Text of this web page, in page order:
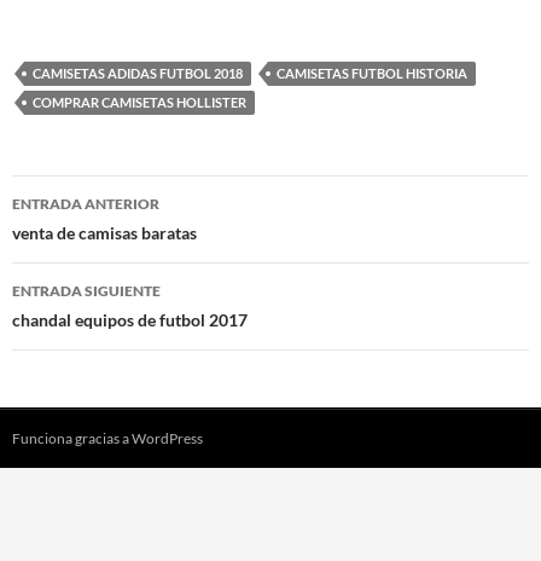
CAMISETAS ADIDAS FUTBOL 2018
CAMISETAS FUTBOL HISTORIA
COMPRAR CAMISETAS HOLLISTER
Navegación
de
entradas
ENTRADA ANTERIOR
venta de camisas baratas
ENTRADA SIGUIENTE
chandal equipos de futbol 2017
Funciona gracias a WordPress